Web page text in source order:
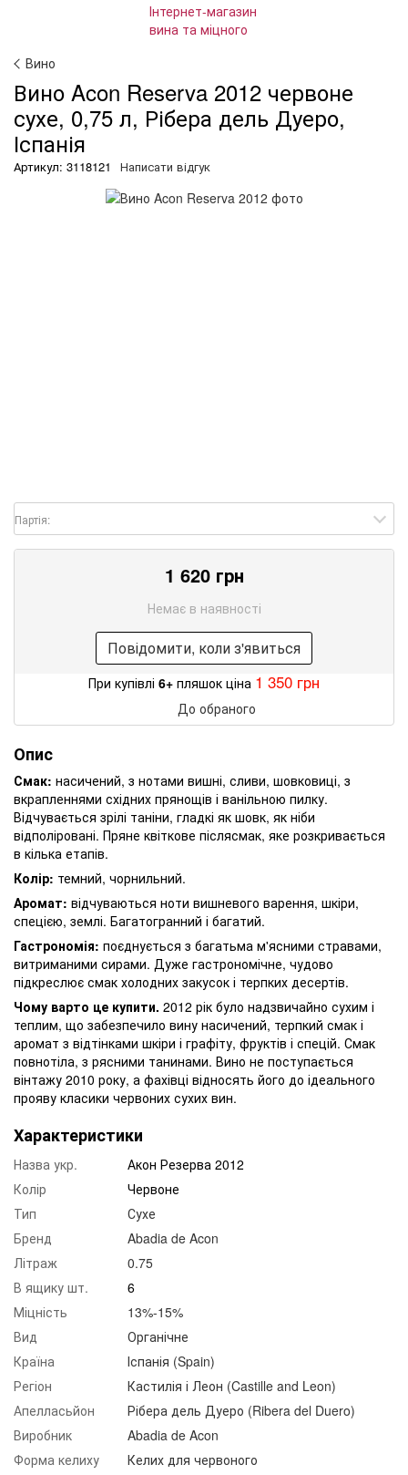
Вино
Вино Acon Reserva 2012 червоне
сухе, 0,75 л, Рібера дель Дуеро,
Іспанія
Артикул: 3118121 Написати відгук
Партія:
1 620 грн
Немає в наявності
Повідомити, коли з'явиться
При купівлі 6+ пляшок ціна 1 350 грн
До обраного
Опис
Смак: насичений, з нотами вишні, сливи, шовковиці, з
вкрапленнями східних прянощів і ванільною пилку.
Відчувається зрілі таніни, гладкі як шовк, як ніби
відполіровані. Пряне квіткове післясмак, яке розкривається
в кілька етапів.
Колір: темний, чорнильний.
Аромат: відчуваються ноти вишневого варення, шкіри,
спецією, землі. Багатогранний і багатий.
Гастрономія: поєднується з багатьма м'ясними стравами,
витриманими сирами. Дуже гастрономічне, чудово
підкреслює смак холодних закусок і терпких десертів.
Чому варто це купити. 2012 рік було надзвичайно сухим і
теплим, що забезпечило вину насичений, терпкий смак і
аромат з відтінками шкіри і графіту, фруктів і спецій. Смак
повнотіла, з рясними танинами. Вино не поступається
вінтажу 2010 року, а фахівці відносять його до ідеального
прояву класики червоних сухих вин.
Характеристики
Назва укр.
Акон Резерва 2012
Колір
Червоне
Тип
Сухе
Бренд
Abadia de Acon
Літраж
0.75
В ящику шт.
6
Міцність
13%-15%
Вид
Органічне
Країна
Іспанія (Spain)
Регіон
Кастилія і Леон (Castille and Leon)
Апелласьйон
Рібера дель Дуеро (Ribera del Duero)
Виробник
Abadia de Acon
Форма келиху
Келих для червоного